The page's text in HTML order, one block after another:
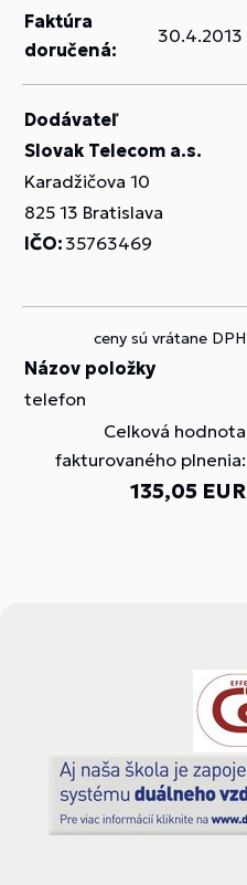
Faktúra
doručená:
30.4.2013
Dodávateľ
Slovak Telecom a.s.
Karadžičova 10
825 13 Bratislava
IČO: 35763469
ceny sú vrátane DPH
Názov položky
telefon
Celková hodnota
fakturovaného plnenia:
135,05 EUR